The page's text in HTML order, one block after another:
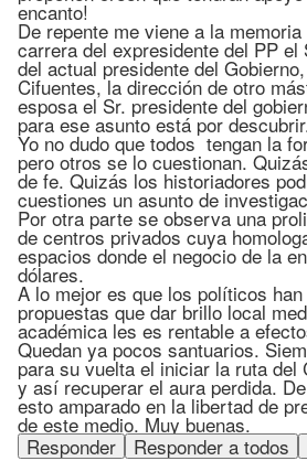
encanto!
De repente me viene a la
carrera del expresidente del PP el
del actual presidente del
Cifuentes, la dirección de otro
esposa el Sr. presidente del
para ese asunto está por
Yo no dudo que todos tengan la
pero otros se lo cuestionan.
de fe. Quizás los historiadores
cuestiones un asunto de
Por otra parte se observa una
de centros privados cuya
espacios donde el negocio de la
dólares.
A lo mejor es que los políticos
propuestas que dar brillo local
académica les es rentable a
Quedan ya pocos santuarios.
para su vuelta el iniciar la ruta del
y así recuperar el aura perdida.
esto amparado en la libertad de
de este medio. Muy buenas.
Responder
Responder a todos